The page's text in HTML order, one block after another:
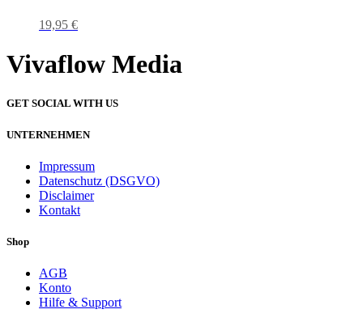
19,95 €
Vivaflow Media
GET SOCIAL WITH US
UNTERNEHMEN
Impressum
Datenschutz (DSGVO)
Disclaimer
Kontakt
Shop
AGB
Konto
Hilfe & Support